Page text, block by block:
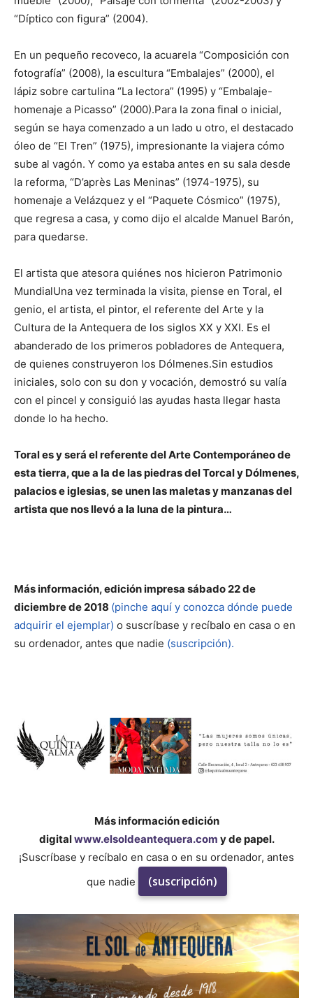
“Díptico con figura” (2004).
En un pequeño recoveco, la acuarela “Composición con
fotografía” (2008), la escultura “Embalajes” (2000), el
lápiz sobre cartulina “La lectora” (1995) y “Embalaje-
homenaje a Picasso” (2000).Para la zona final o inicial,
según se haya comenzado a un lado u otro, el destacado
óleo de “El Tren” (1975), impresionante la viajera cómo
sube al vagón. Y como ya estaba antes en su sala desde
la reforma, “D’après Las Meninas” (1974-1975), su
homenaje a Velázquez y el “Paquete Cósmico” (1975),
que regresa a casa, y como dijo el alcalde Manuel Barón,
para quedarse.
El artista que atesora quiénes nos hicieron Patrimonio
MundialUna vez terminada la visita, piense en Toral, el
genio, el artista, el pintor, el referente del Arte y la
Cultura de la Antequera de los siglos XX y XXI. Es el
abanderado de los primeros pobladores de Antequera,
de quienes construyeron los Dólmenes.Sin estudios
iniciales, solo con su don y vocación, demostró su valía
con el pincel y consiguió las ayudas hasta llegar hasta
donde lo ha hecho.
Toral es y será el referente del Arte Contemporáneo de
esta tierra, que a la de las piedras del Torcal y Dólmenes,
palacios e iglesias, se unen las maletas y manzanas del
artista que nos llevó a la luna de la pintura…
Más información, edición impresa sábado 22 de
diciembre de 2018 (pinche aquí y conozca dónde puede
adquirir el ejemplar) o suscríbase y recíbalo en casa o en
su ordenador, antes que nadie (suscripción).
Más información edición
digitalwww.elsoldeantequera.com y de papel.
¡Suscríbase y recíbalo en casa o en su ordenador, antes
que nadie
(suscripción)